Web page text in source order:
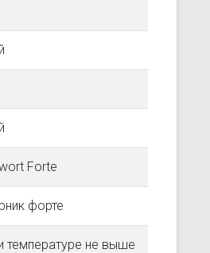
Forte
форте
температуре не выше